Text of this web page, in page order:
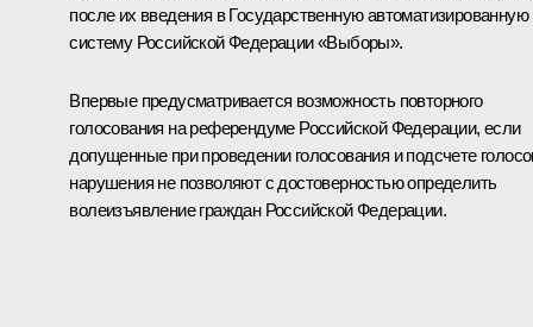
после их введения в Государственную автоматизированную
систему Российской Федерации «Выборы».
Впервые предусматривается возможность повторного
голосования на референдуме Российской Федерации, если
допущенные при проведении голосования и подсчете
нарушения не позволяют с достоверностью определить
волеизъявление граждан Российской Федерации.